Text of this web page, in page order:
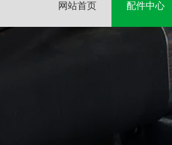
网站首页 配件中心